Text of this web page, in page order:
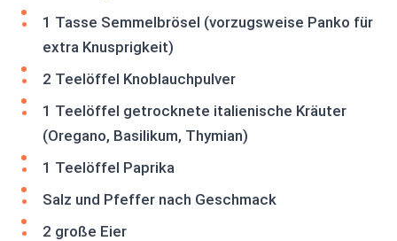
1 Tasse Semmelbrösel (vorzugsweise Panko für
extra Knusprigkeit)
2 Teelöffel Knoblauchpulver
1 Teelöffel getrocknete italienische Kräuter
(Oregano, Basilikum, Thymian)
1 Teelöffel Paprika
Salz und Pfeffer nach Geschmack
2 große Eier